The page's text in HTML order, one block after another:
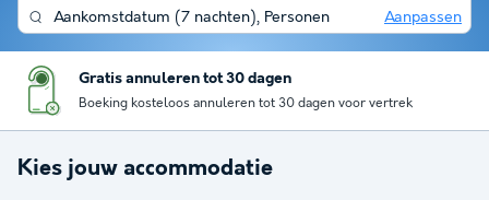
Aankomstdatum (7 nachten), Personen Aanpassen
Gratis annuleren tot 30 dagen
Boeking kosteloos annuleren tot 30 dagen voor vertrek
Kies jouw accommodatie